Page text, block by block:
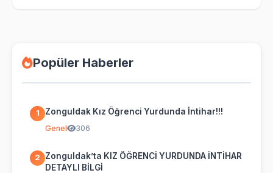
Popüler Haberler
1 Zonguldak Kız Öğrenci Yurdunda İntihar!!!
Genel 306
2
Zonguldak’ta KIZ ÖĞRENCİ YURDUNDA İNTİHAR
DETAYLI BİLGİ